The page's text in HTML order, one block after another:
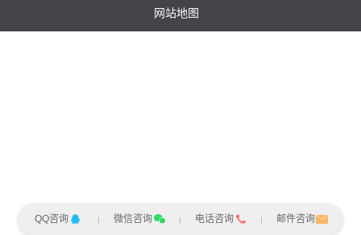
网站地图
QQ咨询 微信咨询 电话咨询 邮件咨询